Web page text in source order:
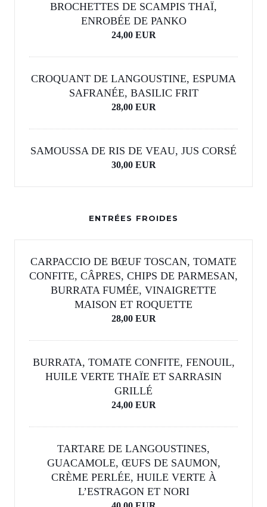
BROCHETTES DE SCAMPIS THAÏ,
ENROBÉE DE PANKO
24,00 EUR
CROQUANT DE LANGOUSTINE, ESPUMA
SAFRANÉE, BASILIC FRIT
28,00 EUR
SAMOUSSA DE RIS DE VEAU, JUS CORSÉ
30,00 EUR
ENTRÉES FROIDES
CARPACCIO DE BŒUF TOSCAN, TOMATE
CONFITE, CÂPRES, CHIPS DE PARMESAN,
BURRATA FUMÉE, VINAIGRETTE
MAISON ET ROQUETTE
28,00 EUR
BURRATA, TOMATE CONFITE, FENOUIL,
HUILE VERTE THAÏE ET SARRASIN
GRILLÉ
24,00 EUR
TARTARE DE LANGOUSTINES,
GUACAMOLE, ŒUFS DE SAUMON,
CRÈME PERLÉE, HUILE VERTE À
L’ESTRAGON ET NORI